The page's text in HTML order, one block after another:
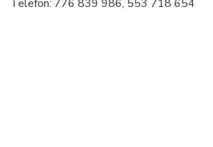
Telefon: 776 839 986, 553 718 654